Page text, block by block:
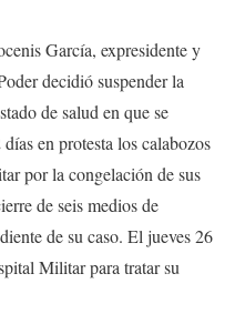
García, expresidente y
decidió suspender la
de salud en que se
en protesta los calabozos
por la congelación de sus
de seis medios de
de su caso. El jueves 26
Militar para tratar su